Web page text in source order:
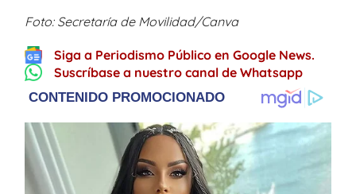
Foto: Secretaría de Movilidad/Canva
Siga a Periodismo Público en Google News.
Suscríbase a nuestro canal de Whatsapp